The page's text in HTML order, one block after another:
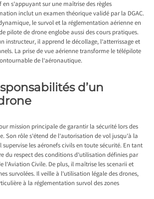
s’appuyant sur une maîtrise des règles
inclut un examen théorique validé par la DGAC.
le survol et la réglementation aérienne en
pilote de drone englobe aussi des cours pratiques.
instructeur, il apprend le décollage, l’atterrissage et
La prise de vue aérienne transforme le télépilote
de l’aéronautique.
d’un
mission principale de garantir la sécurité lors des
Son rôle s’étend de l’autorisation de vol jusqu’à la
supervise les aéronefs civils en toute sécurité. En tant
du respect des conditions d’utilisation définies par
l’Aviation Civile. De plus, il maîtrise les scenarii et
survolées. Il veille à l’utilisation légale des drones,
à la réglementation survol des zones